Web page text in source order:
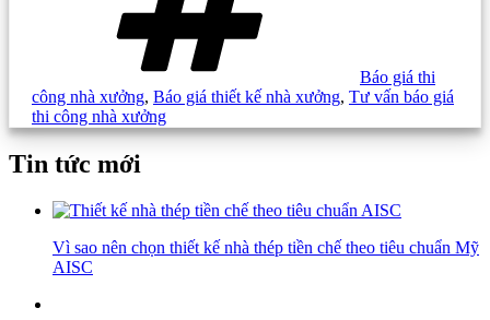
Báo giá thi
công nhà xưởng, Báo giá thiết kế nhà xưởng, Tư vấn báo giá
thi công nhà xưởng
Tin tức mới
Vì sao nên chọn thiết kế nhà thép tiền chế theo tiêu chuẩn Mỹ
AISC